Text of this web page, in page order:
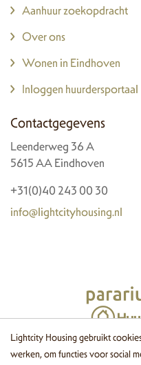
Lightcity Housing gebruikt
werken, om functies voor social
Aanhuur zoekopdracht
Over ons
Wonen in Eindhoven
Inloggen huurdersportaal
Contactgegevens
Leenderweg 36 A
5615 AA Eindhoven
+31(0)40 243 00 30
info@lightcityhousing.nl
© 2026 Lightcity Housing